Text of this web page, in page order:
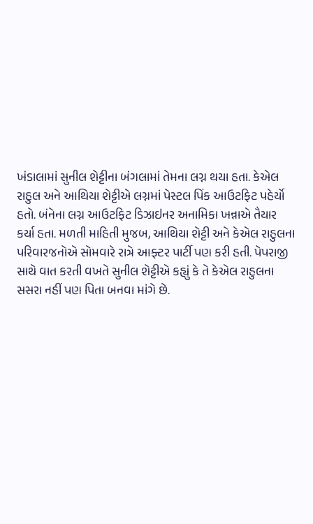
ખંડાલામાં સુનીલ શેટ્ટીના બંગલામાં તેમના લગ્ન થયા હતા. કેએલ
રાહુલ અને આથિયા શેટ્ટીએ લગ્નમાં પેસ્ટલ પિંક આઉટફિટ પહેર્યો
હતો. બંનેના લગ્ન આઉટફિટ ડિઝાઇનર અનામિકા ખન્નાએ તૈયાર
કર્યા હતા. મળતી માહિતી મુજબ, આથિયા શેટ્ટી અને કેએલ રાહુલના
પરિવારજનોએ સોમવારે રાત્રે આફ્ટર પાર્ટી પણ કરી હતી. પેપરાજી
સાથે વાત કરતી વખતે સુનીલ શેટ્ટીએ કહ્યું કે તે કેએલ રાહુલના
સસરા નહીં પણ પિતા બનવા માંગે છે.